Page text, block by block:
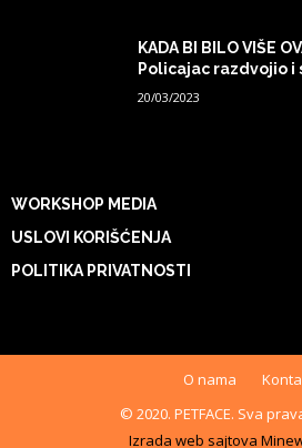
KADA BI BILO VIŠE
Policajac razdvojio i
20/03/2023
WORKSHOP MEDIA
USLOVI KORIŠĆENJA
POLITIKA PRIVATNOSTI
O nama
© 2020. PETFACE. Sva
Izrada web sajtova